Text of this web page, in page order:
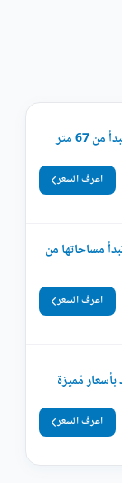
متر
اعرف السعر
مساحاتها من
اعرف السعر
اعرف السعر